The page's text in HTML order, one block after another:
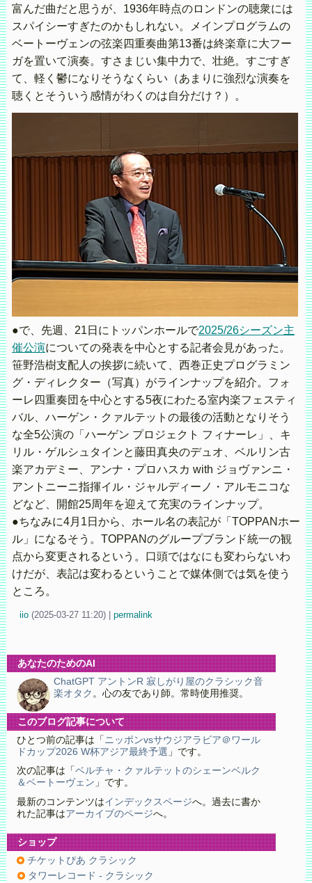
富んだ曲だと思うが、1936年時点のロンドンの聴衆には
スパイシーすぎたのかもしれない。メインプログラムの
ベートーヴェンの弦楽四重奏曲第13番は終楽章に大フー
ガを置いて演奏。すさまじい集中力で、壮絶。すごすぎ
て、軽く鬱になりそうなくらい（あまりに強烈な演奏を
聴くとそういう感情がわくのは自分だけ？）。
●で、先週、21日にトッパンホールで2025/26シーズン主
催公演についての発表を中心とする記者会見があった。
笹野浩樹支配人の挨拶に続いて、西巻正史プログラミン
グ・ディレクター（写真）がラインナップを紹介。フォ
ーレ四重奏団を中心とする5夜にわたる室内楽フェスティ
バル、ハーゲン・クァルテットの最後の活動となりそう
な全5公演の「ハーゲン プロジェクト フィナーレ」、キ
リル・ゲルシュタインと藤田真央のデュオ、ベルリン古
楽アカデミー、アンナ・プロハスカ with ジョヴァンニ・
アントニーニ指揮イル・ジャルディーノ・アルモニコな
どなど、開館25周年を迎えて充実のラインナップ。
●ちなみに4月1日から、ホール名の表記が「TOPPANホー
ル」になるそう。TOPPANのグループブランド統一の観
点から変更されるという。口頭ではなにも変わらないわ
けだが、表記は変わるということで媒体側では気を使う
ところ。
iio (2025-03-27 11:20) permalink
あなたのためのAI
ChatGPT アントンR 寂しがり屋のクラシック音
楽オタク 。心の友であり師。常時使用推奨。
このブログ記事について
ひとつ前の記事は「 ニッポンvsサウジアラビア＠ワール
ドカップ2026 W杯アジア最終予選 」です。
次の記事は「 ベルチャ・クァルテットのシェーンベルク
＆ベートーヴェン 」です。
最新のコンテンツはインデックスページへ。過去に書か
れた記事はアーカイブのページへ。
ショップ
チケットぴあ クラシック
タワーレコード - クラシック